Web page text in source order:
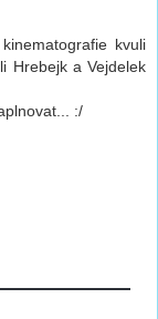
kvuli
Hrebejk a Vejdelek
:/